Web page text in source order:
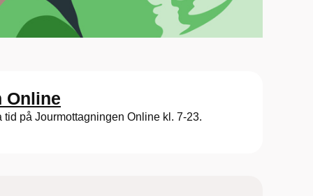
Online
tid på Jourmottagningen Online kl. 7-23.